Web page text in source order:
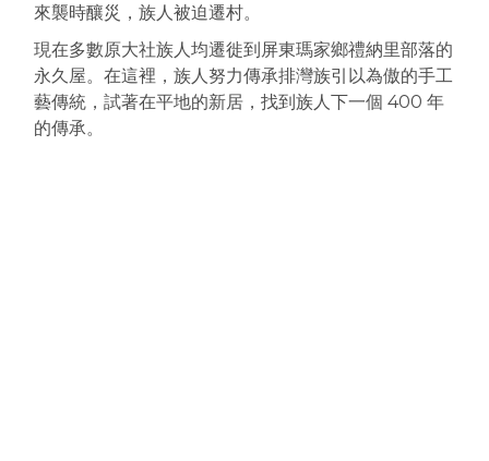
來襲時釀災，族人被迫遷村。
現在多數原大社族人均遷徙到屏東瑪家鄉禮納里部落的
永久屋。在這裡，族人努力傳承排灣族引以為傲的手工
藝傳統，試著在平地的新居，找到族人下一個 400 年
的傳承。